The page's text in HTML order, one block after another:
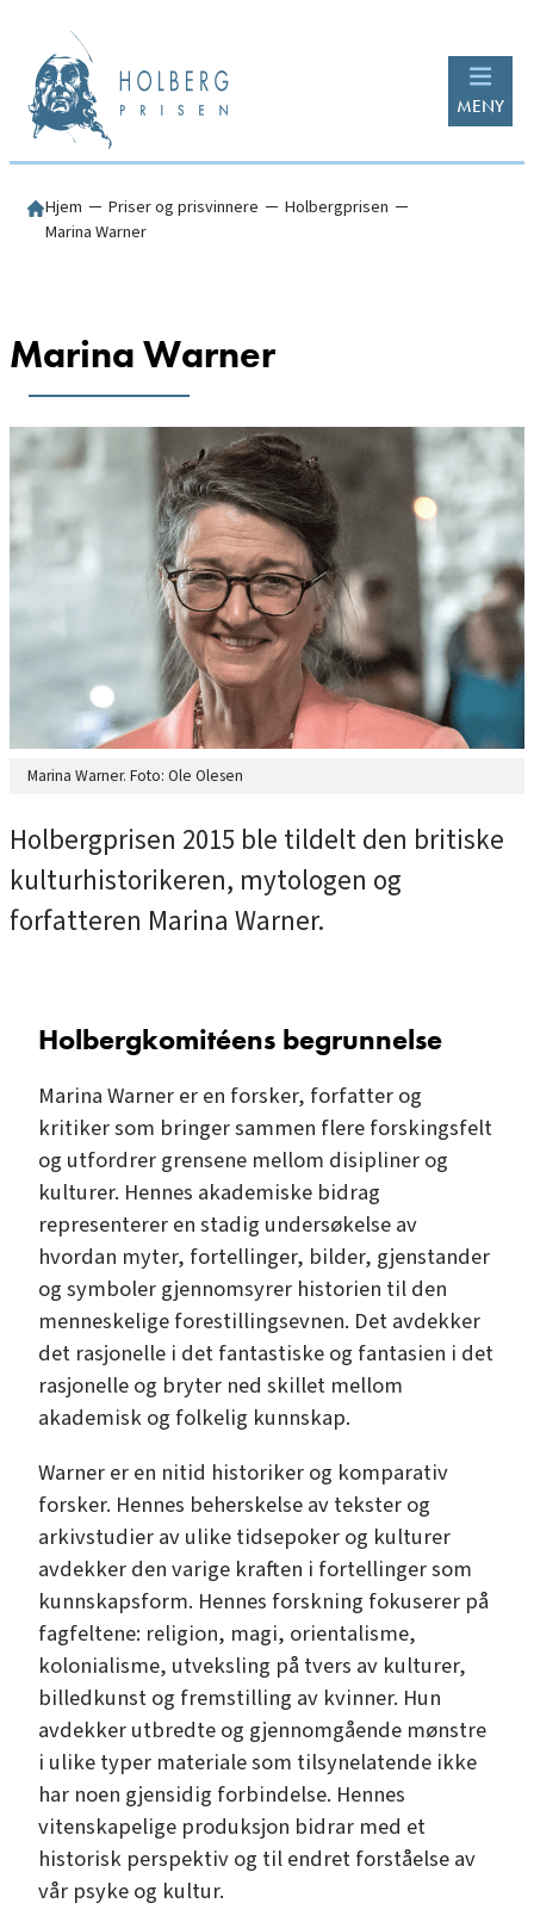
innhold
MENY
Hjem ─ Priser og prisvinnere ─ Holbergprisen ─
Marina Warner
Marina Warner
Marina Warner. Foto: Ole Olesen
Holbergprisen 2015 ble tildelt den britiske
kulturhistorikeren, mytologen og
forfatteren Marina Warner.
Holbergkomitéens begrunnelse
Marina Warner er en forsker, forfatter og
kritiker som bringer sammen flere forskingsfelt
og utfordrer grensene mellom disipliner og
kulturer. Hennes akademiske bidrag
representerer en stadig undersøkelse av
hvordan myter, fortellinger, bilder, gjenstander
og symboler gjennomsyrer historien til den
menneskelige forestillingsevnen. Det avdekker
det rasjonelle i det fantastiske og fantasien i det
rasjonelle og bryter ned skillet mellom
akademisk og folkelig kunnskap.
Warner er en nitid historiker og komparativ
forsker. Hennes beherskelse av tekster og
arkivstudier av ulike tidsepoker og kulturer
avdekker den varige kraften i fortellinger som
kunnskapsform. Hennes forskning fokuserer på
fagfeltene: religion, magi, orientalisme,
kolonialisme, utveksling på tvers av kulturer,
billedkunst og fremstilling av kvinner. Hun
avdekker utbredte og gjennomgående mønstre
i ulike typer materiale som tilsynelatende ikke
har noen gjensidig forbindelse. Hennes
vitenskapelige produksjon bidrar med et
historisk perspektiv og til endret forståelse av
vår psyke og kultur.